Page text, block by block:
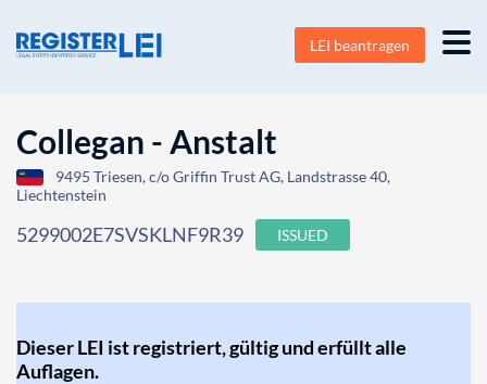
LEI beantragen
Collegan - Anstalt
9495 Triesen, c/o Griffin Trust AG, Landstrasse 40,
Liechtenstein
5299002E7SVSKLNF9R39 ISSUED
Dieser LEI ist registriert, gültig und erfüllt alle
Auflagen.